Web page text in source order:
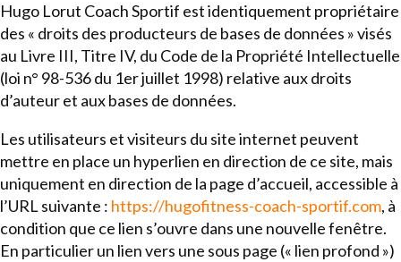
Hugo Lorut Coach Sportif est identiquement propriétaire
des « droits des producteurs de bases de données » visés
au Livre III, Titre IV, du Code de la Propriété Intellectuelle
(loi n° 98-536 du 1er juillet 1998) relative aux droits
d’auteur et aux bases de données.
Les utilisateurs et visiteurs du site internet peuvent
mettre en place un hyperlien en direction de ce site, mais
uniquement en direction de la page d’accueil, accessible à
l’URL suivante : https://hugofitness-coach-sportif.com, à
condition que ce lien s’ouvre dans une nouvelle fenêtre.
En particulier un lien vers une sous page (« lien profond »)